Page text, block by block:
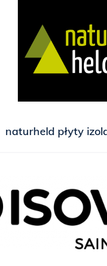
naturheld płyty